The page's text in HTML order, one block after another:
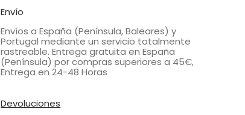
Envío
Envíos a España (Península, Baleares) y
Portugal mediante un servicio totalmente
rastreable. Entrega gratuita en España
(Península) por compras superiores a 45€,
Entrega en 24-48 Horas
Devoluciones